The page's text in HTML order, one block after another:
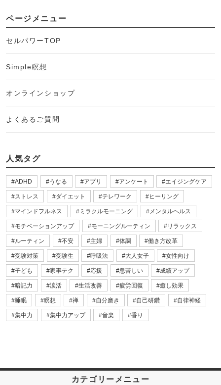
ページメニュー
セルパワーTOP
Simple瞑想
オンラインショップ
よくあるご質問
人気タグ
ADHD うなる アプリ アンケート エイジングケア
ストレス ダイエット テレワーク ヒーリング
マインドフルネス ミラクルモーニング メンタルヘルス
モチベーションアップ モーニングルーティン リラックス
ルーティン 不安 主婦 体調 働き方改革
受験対策 受験生 呼吸法 大人女子 女性向け
子ども 家事テク 応援 息苦しい 成績アップ
暗記力 涙活 生活改善 疲労回復 癒し効果
睡眠 瞑想 禅 自分磨き 自己研鑽 自律神経
集中力 集中力アップ 音楽 香り
カテゴリーメニュー